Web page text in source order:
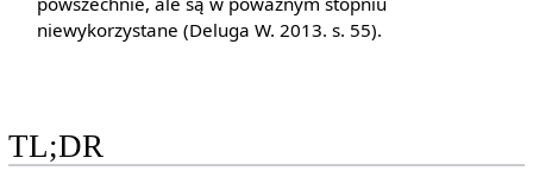
niewykorzystane (Deluga W. 2013. s. 55).
TL;DR